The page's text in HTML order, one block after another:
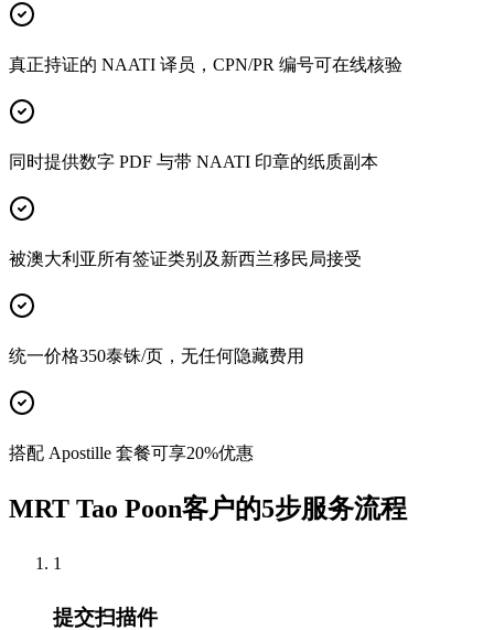
真正持证的 NAATI 译员，CPN/PR 编号可在线核验
同时提供数字 PDF 与带 NAATI 印章的纸质副本
被澳大利亚所有签证类别及新西兰移民局接受
统一价格350泰铢/页，无任何隐藏费用
搭配 Apostille 套餐可享20%优惠
MRT Tao Poon客户的5步服务流程
1
提交扫描件